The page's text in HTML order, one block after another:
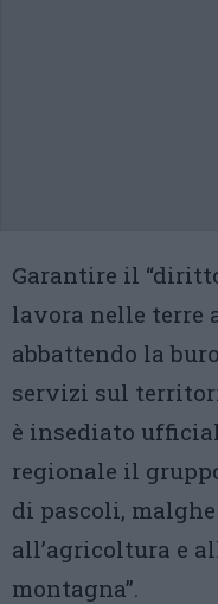
Garantire il
lavora nelle terre
abbattendo la
servizi sul
è insediato
regionale il
di pascoli,
all’agricoltura e
montagna”.